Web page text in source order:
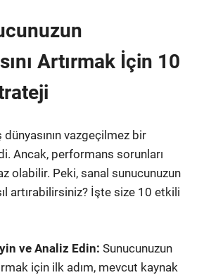
Artırmak İçin 10
vazgeçilmez bir
Ancak, performans sorunları
olabilir. Peki, sanal sunucunuzun
artırabilirsiniz? İşte size 10 etkili
ve Analiz Edin: Sunucunuzun
için ilk adım, mevcut kaynak